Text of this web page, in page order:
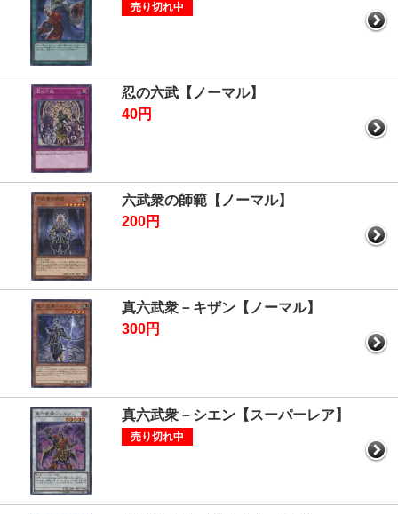
売り切れ中
忍の六武【ノーマル】
40円
六武衆の師範【ノーマル】
200円
真六武衆－キザン【ノーマル】
300円
真六武衆－シエン【スーパーレア】
売り切れ中